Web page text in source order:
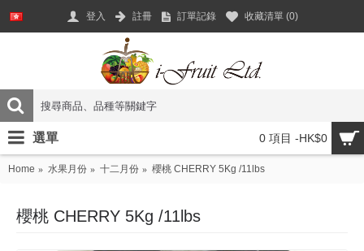
登入 註冊 訂單記錄 收藏清單 (0)
0 項目 -HK$0
選單
Home 水果月份 十二月份 櫻桃 CHERRY 5Kg /11lbs
櫻桃 CHERRY 5Kg /11lbs